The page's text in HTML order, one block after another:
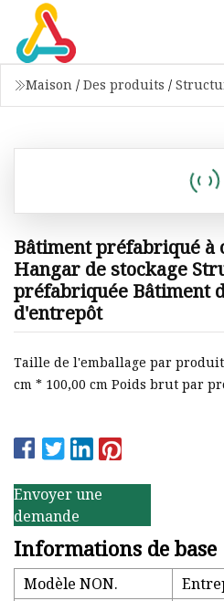
Maison / Des produits /
Bâtiment préfabriqué à
Hangar de stockage
préfabriquée Bâtiment
d'entrepôt
Taille de l'emballage par
cm * 100,00 cm Poids brut par
Envoyer une
demande
Informations de base
Modèle NON.